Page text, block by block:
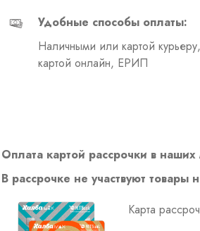
Удобные способы оплаты:
Наличными или картой курьеру,
картой онлайн, ЕРИП
Оплата картой рассрочки в наших
В рассрочке не участвуют товары
Карта